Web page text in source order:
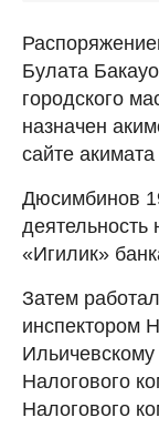
Булата
городского
назначен
сайте
Дюсимбинов
«Игилик»
Затем
инспектором
Налогового
Налогового